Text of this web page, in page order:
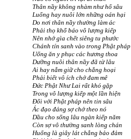
Thân nầy không nhàm như hố sâu
Luống hay nuôi lớn những oán hại
Do nơi thân nầy thường làm ác
Phải thọ khổ báo vô lượng kiếp
Nên nhớ gìa chết siêng tu phước
Chánh tín sanh vào trong Phật pháp
Uống ăn y phục các hương thoa
Dưỡng nuôi thân nầy đã từ lâu
Ai hay nắm giữ cho chẳng hoại
Phải biết vô ích chớ đam mê
Ðức Phật Như Lai rất khó gặp
Trong vô lượng kiếp một lần hiện
Ðối với Phật pháp nên tin sâu
Ác đạo đáng sợ chớ theo nó
Dầu cho sống lâu ngàn kiếp năm
Còn sợ vô thường sanh lòng chán
Huống là giây lát chẳng bảo đảm